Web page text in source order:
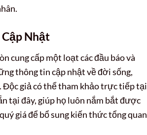
Nhật
cung cấp một loạt các đầu báo và
thông tin cập nhật về đời sống,
Độc giả có thể tham khảo trực tiếp tại
tại đây, giúp họ luôn nắm bắt được
giá để bổ sung kiến thức tổng quan